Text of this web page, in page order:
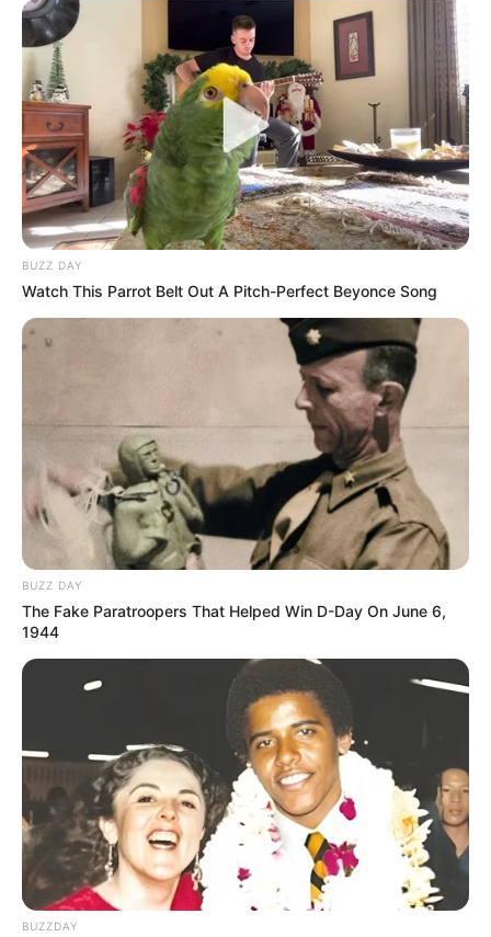
BUZZ DAY
Watch This Parrot Belt Out A Pitch-Perfect Beyonce Song
BUZZ DAY
The Fake Paratroopers That Helped Win D-Day On June 6,
1944
BUZZDAY